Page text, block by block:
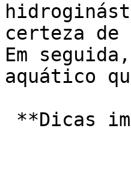
certeza de
Em
aquático